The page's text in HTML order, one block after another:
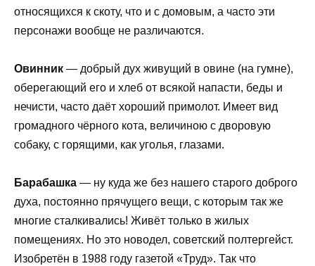
относящихся к скоту, что и с домовым, а часто эти
персонажи вообще не различаются.
Овинник — добрый дух живущий в овине (на гумне),
оберегающий его и хлеб от всякой напасти, беды и
нечисти, часто даёт хороший примолот. Имеет вид
громадного чёрного кота, величиною с дворовую
собаку, с горящими, как уголья, глазами.
Барабашка — ну куда же без нашего старого доброго
духа, постоянно прячущего вещи, с которым так же
многие сталкивались! Живёт только в жилых
помещениях. Но это новодел, советский полтергейст.
Изобретён в 1988 году газетой «Труд». Так что